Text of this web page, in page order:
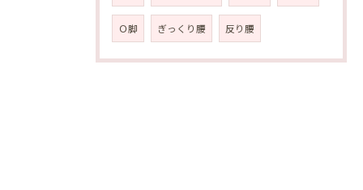
Ｏ脚 ぎっくり腰 反り腰